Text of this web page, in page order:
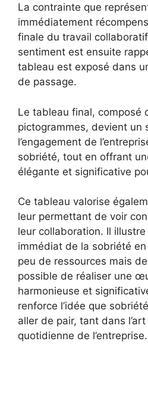
La contrainte que
immédiatement
finale du travail
sentiment est ensuite
tableau est exposé dans
de passage.
Le tableau final, composé
pictogrammes, devient un
l’engagement de
sobriété, tout en offrant
élégante et significative
Ce tableau valorise
leur permettant de voir
leur collaboration. Il
immédiat de la sobriété en
peu de ressources mais
possible de réaliser une
harmonieuse et
renforce l’idée que
aller de pair, tant dans
quotidienne de l’entreprise.